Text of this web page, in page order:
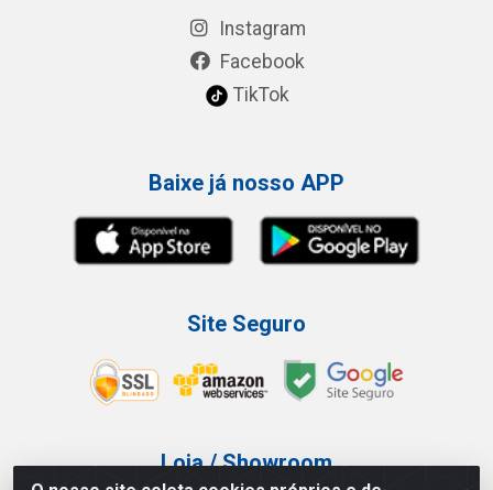
Instagram
Facebook
TikTok
Baixe já nosso APP
Site Seguro
Loja / Showroom